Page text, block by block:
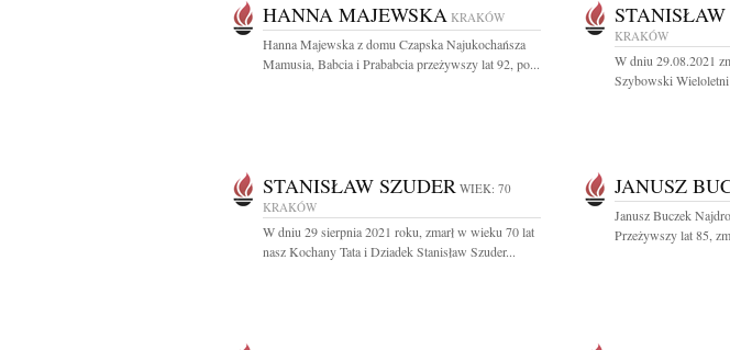
HANNA MAJEWSKA KRAKÓW
Hanna Majewska z domu Czapska Najukochańsza
Mamusia, Babcia i Prababcia przeżywszy lat 92, po...
KRAKÓW
W dniu 29.08.2021
Szybowski
STANISŁAW SZUDER WIEK: 70
KRAKÓW
W dniu 29 sierpnia 2021 roku, zmarł w wieku 70 lat
nasz Kochany Tata i Dziadek Stanisław Szuder...
JANUSZ
Janusz Buczek
Przeżywszy lat 85,